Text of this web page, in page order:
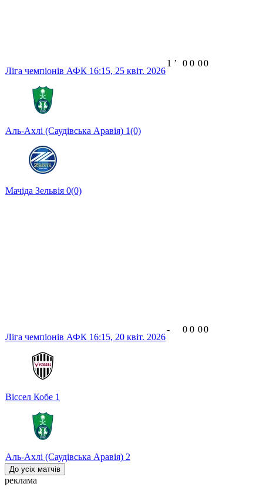
Ліга чемпіонів АФК 16:15, 25 квіт. 2026
Аль-Ахлі (Саудівська Аравія) 1(0)
Мачіда Зельвія 0(0)
1 ʼ 0 0 00
Ліга чемпіонів АФК 16:15, 20 квіт. 2026
Віссел Кобе 1
Аль-Ахлі (Саудівська Аравія) 2
- 0 0 00
До усіх матчів
реклама